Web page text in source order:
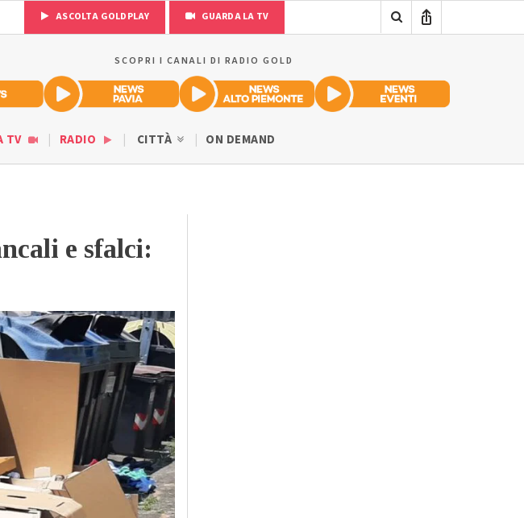
ASCOLTA GOLDPLAY GUARDA LA TV
SCOPRI I CANALI DI RADIO GOLD
TV RADIO CITTÀ ON DEMAND
e sfalci: